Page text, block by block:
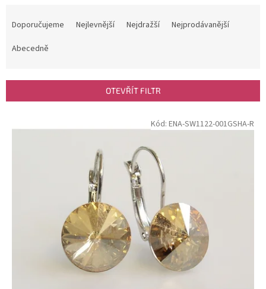
r
Doporučujeme Nejlevnější Nejdražší
Nejprodávanější
Abecedně
OTEVŘÍT FILTR
Kód: ENA-SW1122-001GSHA-R